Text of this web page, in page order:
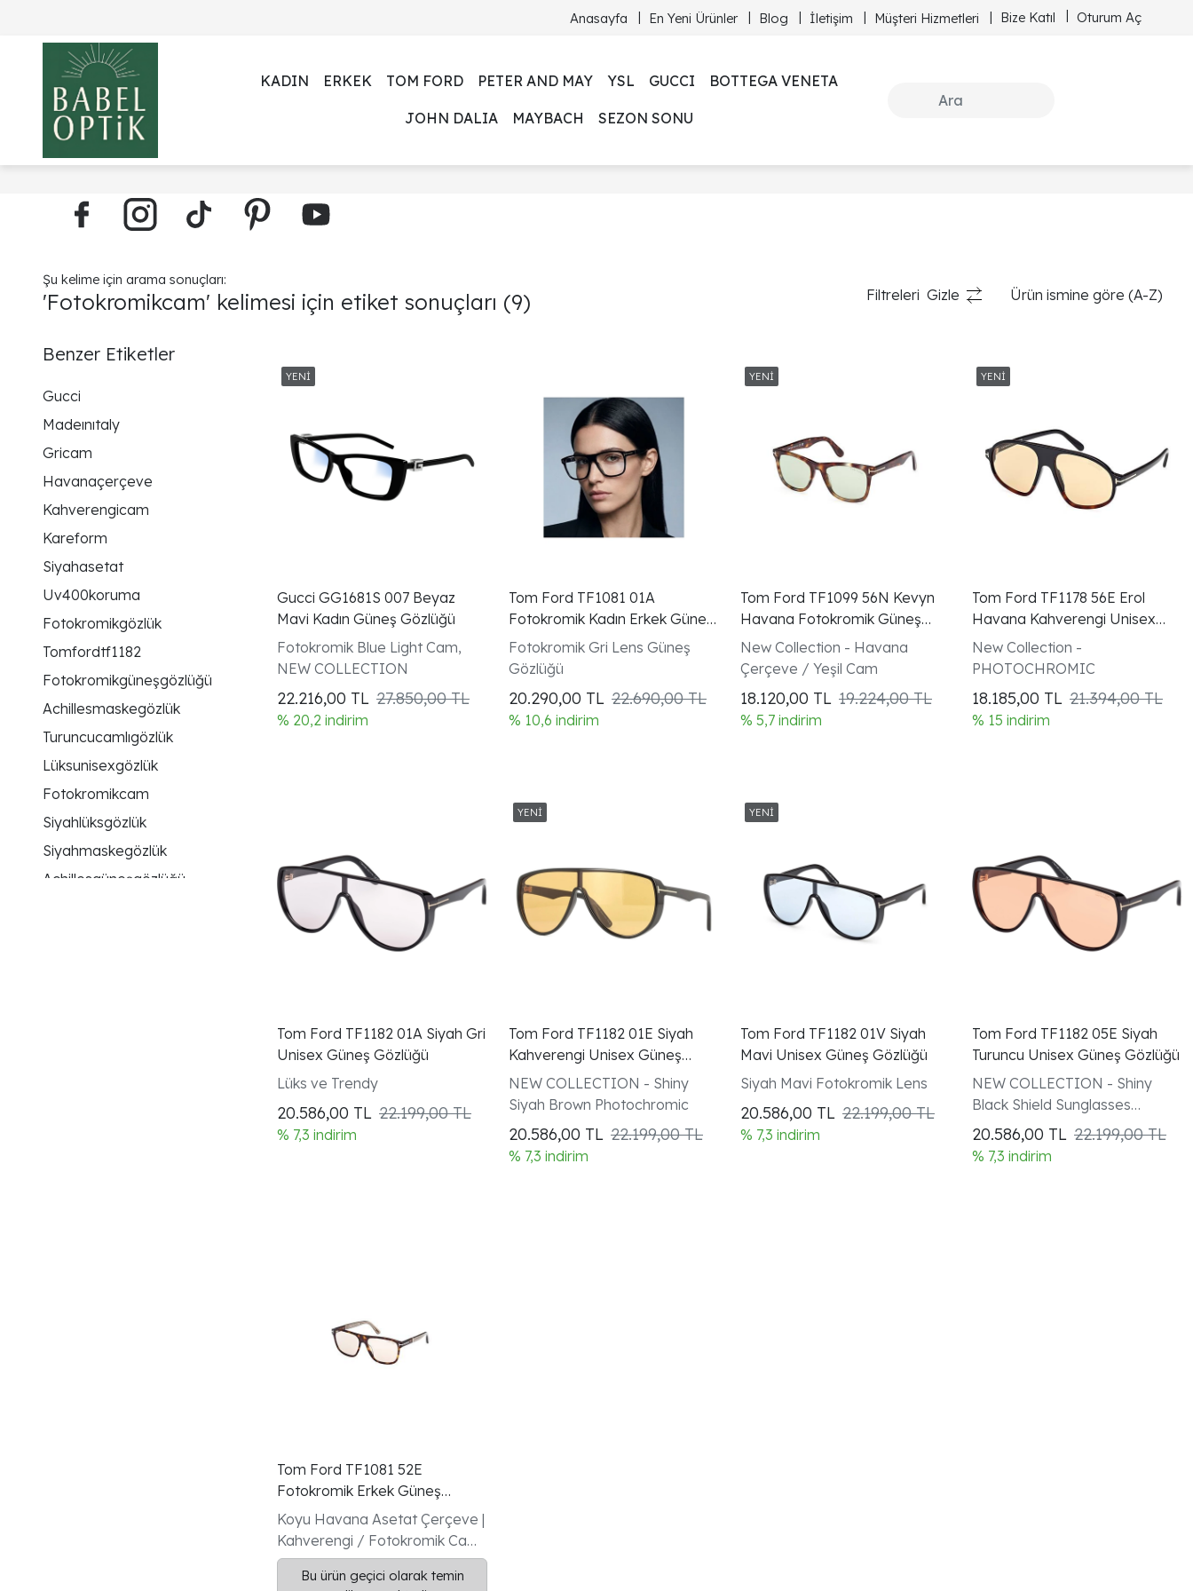
Anasayfa En Yeni Ürünler Blog İletişim Müşteri Hizmetleri Bize Katıl Oturum Aç
KADIN ERKEK TOM FORD PETER AND MAY YSL GUCCI BOTTEGA VENETA
JOHN DALIA MAYBACH SEZON SONU
Şu kelime için arama sonuçları:
'Fotokromikcam' kelimesi için etiket sonuçları (9) Filtreleri Gizle Ürün ismine göre (A-Z)
Benzer Etiketler
Gucci
Madeınıtaly
Gricam
Havanaçerçeve
Kahverengicam
Kareform
Siyahasetat
Uv400koruma
Fotokromikgözlük
Tomfordtf1182
Fotokromikgüneşgözlüğü
Achillesmaskegözlük
Turuncucamlıgözlük
Lüksunisexgözlük
Fotokromikcam
Siyahlüksgözlük
Siyahmaskegözlük
Achillesgüneşgözlüğü
Gucci GG1681S 007 Beyaz
Mavi Kadın Güneş Gözlüğü
Fotokromik Blue Light Cam,
NEW COLLECTION
22.216,00 TL 27.850,00 TL
% 20,2 indirim
Tom Ford TF1081 01A
Fotokromik Kadın Erkek Güneş
Gözlüğü
Fotokromik Gri Lens Güneş
Gözlüğü
20.290,00 TL 22.690,00 TL
% 10,6 indirim
Tom Ford TF1099 56N Kevyn
Havana Fotokromik Güneş
Gözlüğü
New Collection - Havana
Çerçeve / Yeşil Cam
18.120,00 TL 19.224,00 TL
% 5,7 indirim
Tom Ford TF1178 56E Erol
Havana Kahverengi Unisex
Güneş Gözlüğü
New Collection -
PHOTOCHROMIC
18.185,00 TL 21.394,00 TL
% 15 indirim
Tom Ford TF1182 01A Siyah Gri
Unisex Güneş Gözlüğü
Lüks ve Trendy
20.586,00 TL 22.199,00 TL
% 7,3 indirim
Tom Ford TF1182 01E Siyah
Kahverengi Unisex Güneş
Gözlüğü
NEW COLLECTION - Shiny
Siyah Brown Photochromic
20.586,00 TL 22.199,00 TL
% 7,3 indirim
Tom Ford TF1182 01V Siyah
Mavi Unisex Güneş Gözlüğü
Siyah Mavi Fotokromik Lens
20.586,00 TL 22.199,00 TL
% 7,3 indirim
Tom Ford TF1182 05E Siyah
Turuncu Unisex Güneş Gözlüğü
NEW COLLECTION - Shiny
Black Shield Sunglasses
(PHOTOCHROMIC)
20.586,00 TL 22.199,00 TL
% 7,3 indirim
Tom Ford TF1081 52E
Fotokromik Erkek Güneş
Gözlüğü
Koyu Havana Asetat Çerçeve |
Kahverengi / Fotokromik Cam
Güneş Gözlüğü
Bu ürün geçici olarak temin